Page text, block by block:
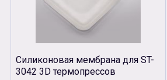
Силиконовая мембрана для ST-
3042 3D термопрессов